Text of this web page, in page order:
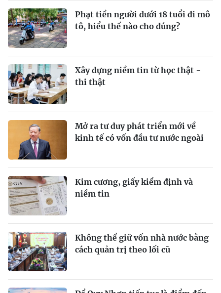
Phạt tiền người dưới 18 tuổi đi mô
tô, hiểu thế nào cho đúng?
Xây dựng niềm tin từ học thật -
thi thật
Mở ra tư duy phát triển mới về
kinh tế có vốn đầu tư nước ngoài
Kim cương, giấy kiểm định và
niềm tin
Không thể giữ vốn nhà nước bằng
cách quản trị theo lối cũ